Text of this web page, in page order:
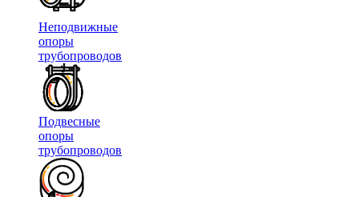
Неподвижные
опоры
трубопроводов
Подвесные
опоры
трубопроводов